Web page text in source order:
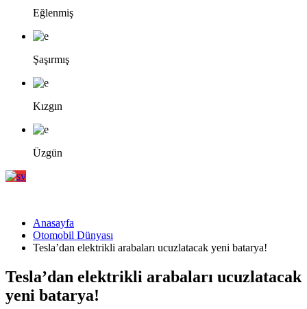
Eğlenmiş
Şaşırmış
Kızgın
Üzgün
Anasayfa
Otomobil Dünyası
Tesla’dan elektrikli arabaları ucuzlatacak yeni batarya!
Tesla’dan elektrikli arabaları ucuzlatacak
yeni batarya!